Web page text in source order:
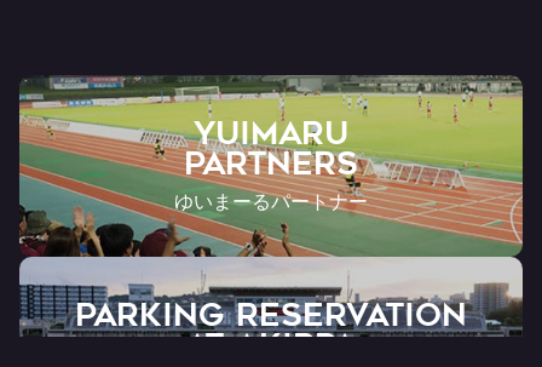
YUIMARU
Partners
ゆいまーるパートナー
PARKING RESERVATION
AT Akippa